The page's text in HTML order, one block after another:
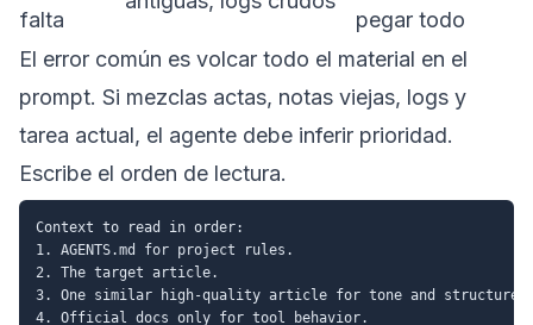
falta
pegar todo
El error común es volcar todo el material en el
prompt. Si mezclas actas, notas viejas, logs y
tarea actual, el agente debe inferir prioridad.
Escribe el orden de lectura.
Context to read in order:
1. AGENTS.md for project rules.
2. The target article.
3. One similar high-quality article for tone and structure.
4. Official docs only for tool behavior.